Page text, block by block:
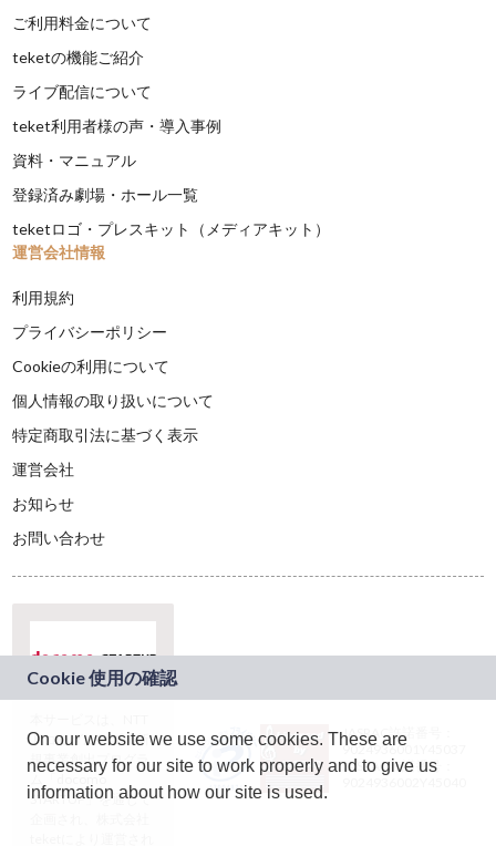
ご利用料金について
teketの機能ご紹介
ライブ配信について
teket利用者様の声・導入事例
資料・マニュアル
登録済み劇場・ホール一覧
teketロゴ・プレスキット（メディアキット）
運営会社情報
利用規約
プライバシーポリシー
Cookieの利用について
個人情報の取り扱いについて
特定商取引法に基づく表示
運営会社
お知らせ
お問い合わせ
ドコモグループの新
規事業創出プログラ
ム「docomo
STARTUP」を通じて
JASRAC許諾番号：
9024936001Y45037
JASRAC許諾番号：
On our website we use some cookies. These are
necessary for our site to work properly and to give us
information about how our site is used.